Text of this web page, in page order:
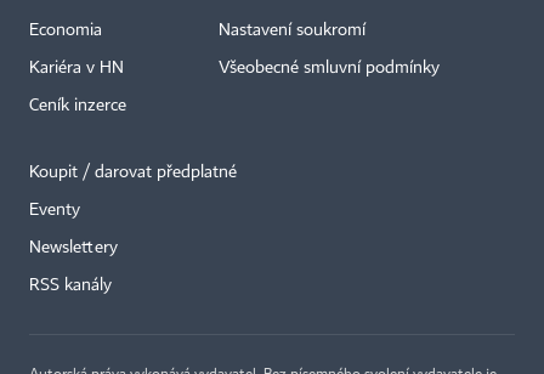
Economia
Kariéra v HN
Ceník inzerce
Nastavení soukromí
Všeobecné smluvní podmínky
Koupit / darovat předplatné
Eventy
Newslettery
RSS kanály